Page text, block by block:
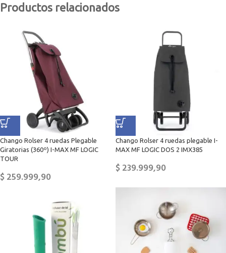
Productos relacionados
Chango Rolser 4 ruedas Plegable
Giratorias (360º) I-MAX MF LOGIC
TOUR
$259.999,90
Chango Rolser 4 ruedas plegable I-
MAX MF LOGIC DOS 2 IMX385
$239.999,90